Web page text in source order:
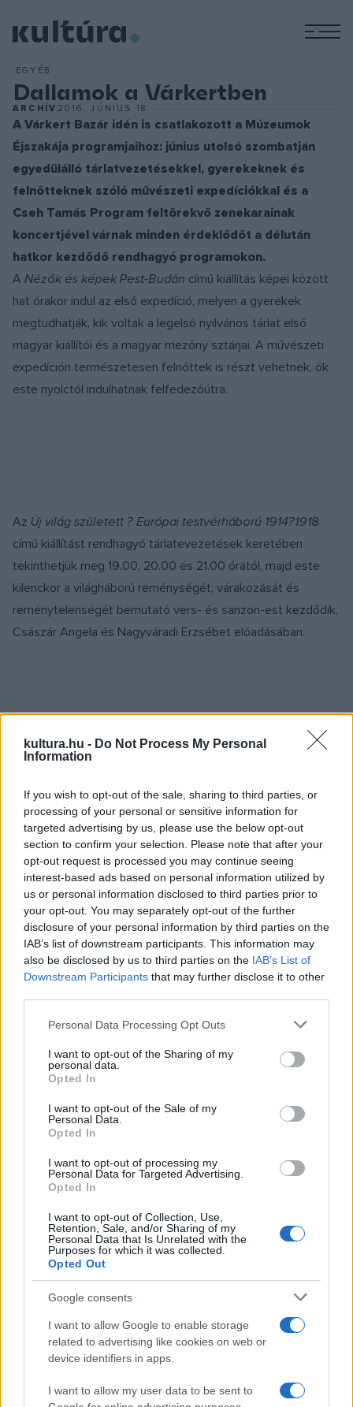
kultura.hu - Do Not Process My Personal
Information
If you wish to opt-out of the sale, sharing to third parties, or
processing of your personal or sensitive information for
targeted advertising by us, please use the below opt-out
section to confirm your selection. Please note that after your
opt-out request is processed you may continue seeing
interest-based ads based on personal information utilized by
us or personal information disclosed to third parties prior to
your opt-out. You may separately opt-out of the further
disclosure of your personal information by third parties on the
IAB’s list of downstream participants. This information may
also be disclosed by us to third parties on the IAB’s List of
Downstream Participants that may further disclose it to other
Please note that this website/app uses one or more Google
not limited to your visit or usage behaviour. You may click to
grant or deny consent to Google and its third-party tags to
use your data for below specified purposes in below Google
consent section.
Personal Data Processing Opt Outs
I want to opt-out of the Sharing of my
personal data.
Opted In
I want to opt-out of the Sale of my
Personal Data.
Opted In
I want to opt-out of processing my
Personal Data for Targeted Advertising.
Opted In
I want to opt-out of Collection, Use,
Retention, Sale, and/or Sharing of my
Personal Data that Is Unrelated with the
Purposes for which it was collected.
Opted Out
Google consents
I want to allow Google to enable storage
related to advertising like cookies on web or
device identifiers in apps.
I want to allow my user data to be sent to
EGYÉB
Dallamok a Várkertben
ARCHÍV2016. JÚNIUS 18.
A Várkert Bazár idén is csatlakozott a Múzeumok
Éjszakája programjaihoz: június utolsó szombatján
egyedülálló tárlatvezetésekkel, gyerekeknek és
felnőtteknek szóló művészeti expedíciókkal és a
Cseh Tamás Program feltörekvő zenekarainak
koncertjével várnak minden érdeklődőt a délután
hatkor kezdődő rendhagyó programokon.
A Nézők és képek Pest-Budán című kiállítás képei között
hat órakor indul az első expedíció, melyen a gyerekek
megtudhatják, kik voltak a legelső nyilvános tárlat első
magyar kiállítói és a magyar mezőny sztárjai. A művészeti
expedíción természetesen felnőttek is részt vehetnek, ők
este nyolctól indulhatnak felfedezőútra.
Az Új világ született ? Európai testvérháború 1914?1918
című kiállítást rendhagyó tárlatevezetések keretében
tekinthetjük meg 19.00, 20.00 és 21.00 órától, majd este
kilenckor a világháború reménységét, várakozását és
reménytelenségét bemutató vers- és sanzon-est kezdődik,
Császár Angela és Nagyváradi Erzsébet előadásában.
19.30 és 20.30 órától tematikus idegenvezetéseken
vehetünk részt, melyek során a Várkert Bazárhoz kötődő
művészek, alkotók hétköznapi, de nagylelkűségük miatt
valóban hősies életébe nyerhetünk bepillantást. Majd a
18.30-tól, 20.00-tól és 21.00 órától induló Zsolnay-sétán a
Várkert Bazár pavilonjainak mennyezetét díszítő majolika
kazetták nyomán az örök kísérletező és újító, Zsolnay
Vilmos nyomába eredhetünk.
A képzőművészeti kiállítások mellett zenei programokkal is
várják a kikapcsolódni vágyókat a Várkert Bazárban: az
Öntőház udvaron felállított színpadon már délután háromtól
Fellép többek között az Anton Vezuv együttes, a
StabilFrazír, a Dope Calypso, a Palma Hills és a Tha Shudras,
este kilenckor pedig a Kerekes Band koncertje zárja a zenei
programokat.
A tárlat- és az idegenvezetésekre, valamint a
múzeumpedagógiai foglalkozásokra a
e-mail címen regisztrálhatnak.